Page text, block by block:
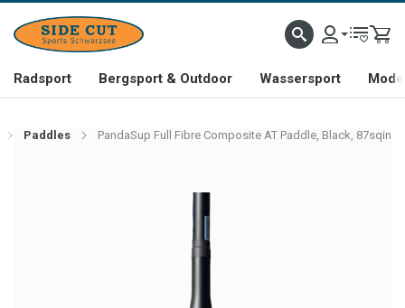
Radsport Bergsport & Outdoor Wassersport
Paddles PandaSup Full Fibre Composite AT Paddle, Black, 87sqin